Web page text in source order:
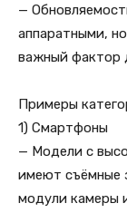
—
аппаратными,
важный фактор
Примеры
1) Смартфоны
— Модели с
имеют съёмные
модули камеры